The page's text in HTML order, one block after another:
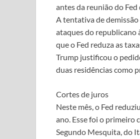
antes da reunião do
A tentativa de demissão
ataques do republicano
que o Fed reduza as
Trump justificou o
duas residências como
Cortes de juros
Neste mês, o Fed
ano. Esse foi o primeiro
Segundo Mesquita, do